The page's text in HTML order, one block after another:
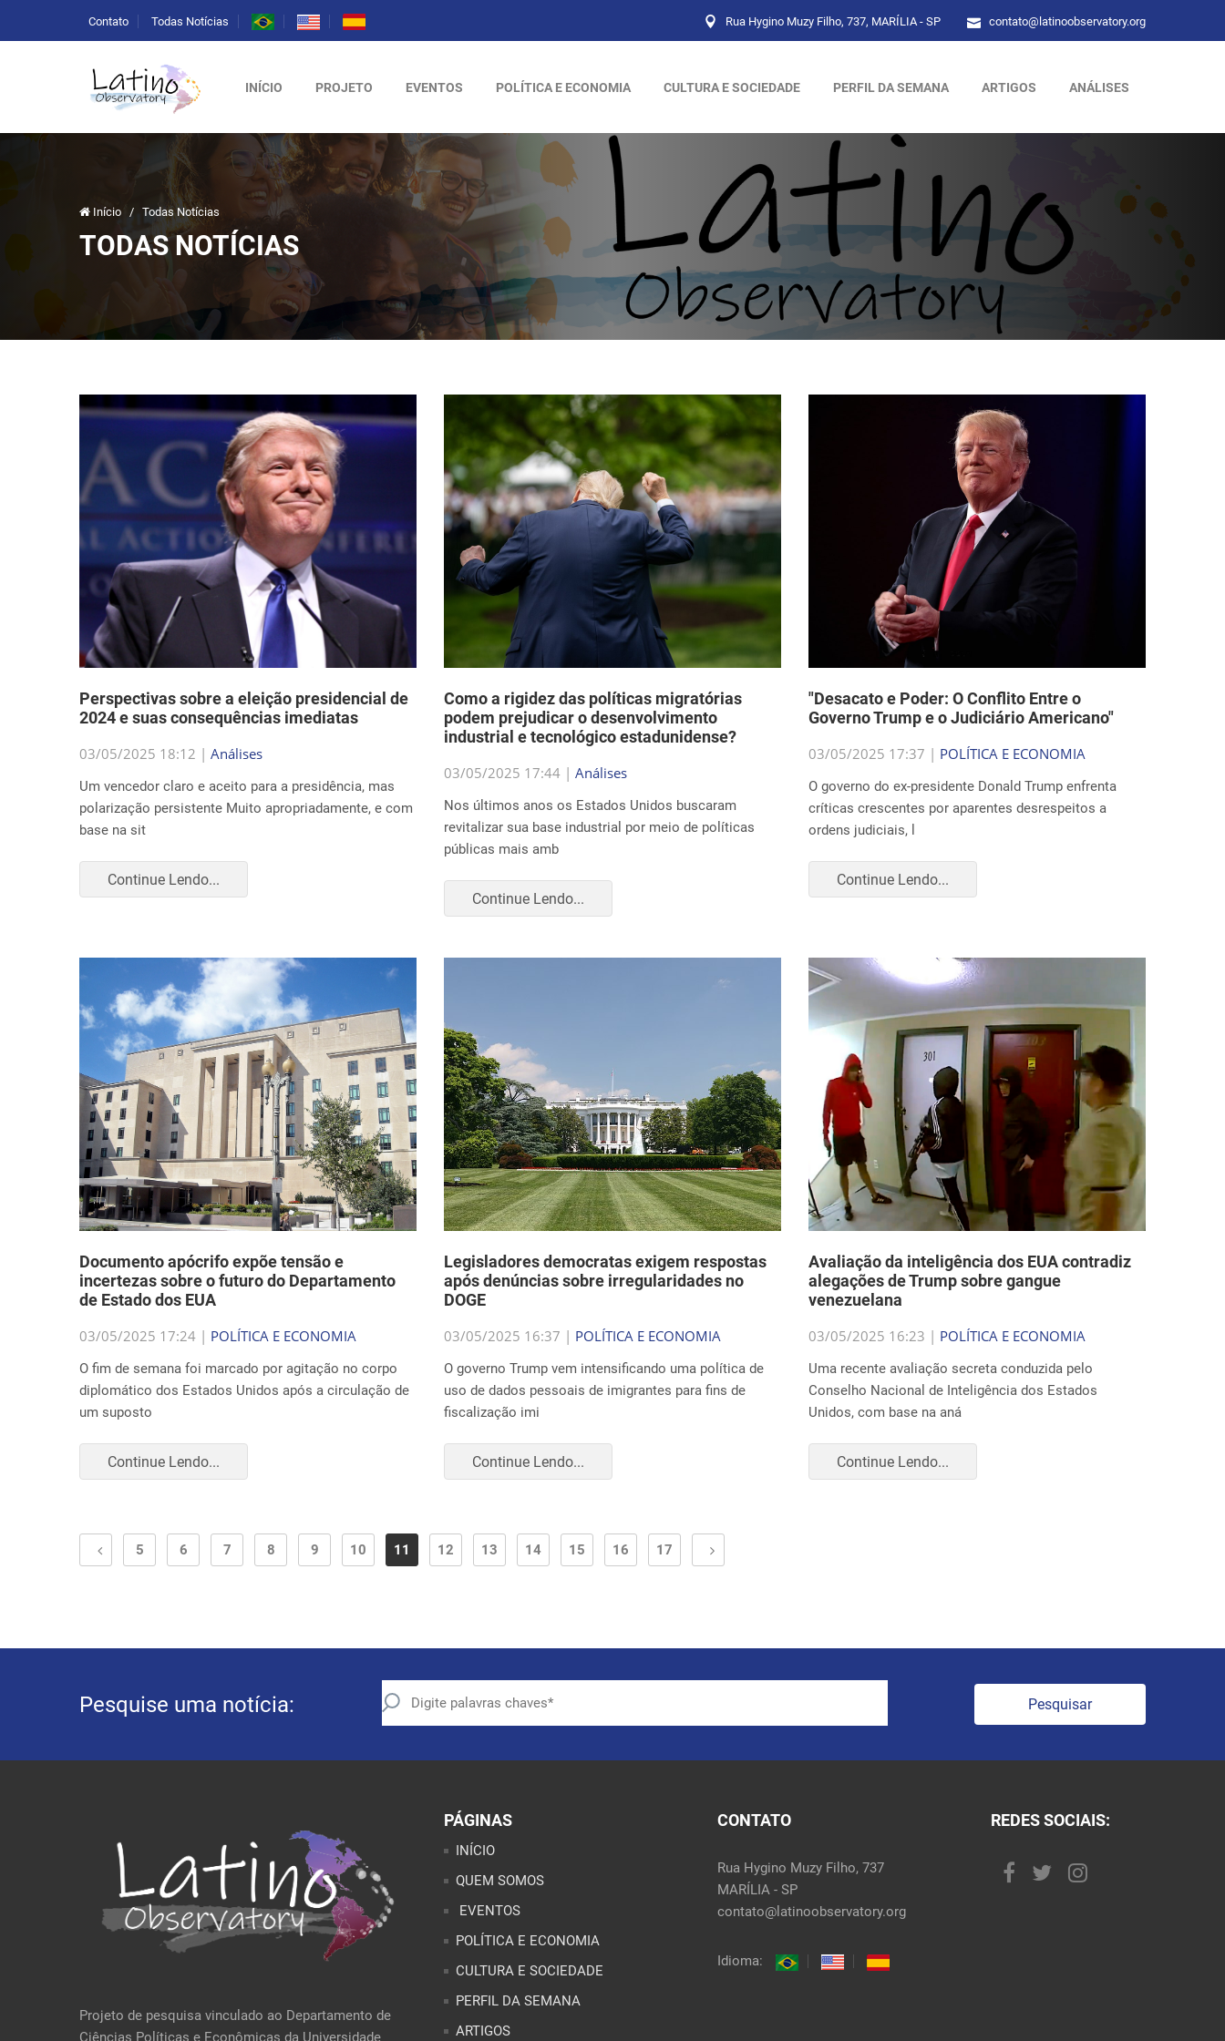
Contato Todas Notícias Rua Hygino Muzy Filho, 737, MARÍLIA - SP contato@latinoobservatory.org
INÍCIO PROJETO EVENTOS POLÍTICA E ECONOMIA CULTURA E SOCIEDADE PERFIL DA SEMANA ARTIGOS ANÁLISES
Início / Todas Notícias
TODAS NOTÍCIAS
Perspectivas sobre a eleição presidencial de
2024 e suas consequências imediatas
03/05/2025 18:12 | Análises
Um vencedor claro e aceito para a presidência, mas
polarização persistente Muito apropriadamente, e com
base na sit
Continue Lendo...
Como a rigidez das políticas migratórias
podem prejudicar o desenvolvimento
industrial e tecnológico estadunidense?
03/05/2025 17:44 | Análises
Nos últimos anos os Estados Unidos buscaram
revitalizar sua base industrial por meio de políticas
públicas mais amb
Continue Lendo...
"Desacato e Poder: O Conflito Entre o
Governo Trump e o Judiciário Americano"
03/05/2025 17:37 | POLÍTICA E ECONOMIA
O governo do ex-presidente Donald Trump enfrenta
críticas crescentes por aparentes desrespeitos a
ordens judiciais, l
Continue Lendo...
Documento apócrifo expõe tensão e
incertezas sobre o futuro do Departamento
de Estado dos EUA
03/05/2025 17:24 | POLÍTICA E ECONOMIA
O fim de semana foi marcado por agitação no corpo
diplomático dos Estados Unidos após a circulação de
um suposto
Continue Lendo...
Legisladores democratas exigem respostas
após denúncias sobre irregularidades no
DOGE
03/05/2025 16:37 | POLÍTICA E ECONOMIA
O governo Trump vem intensificando uma política de
uso de dados pessoais de imigrantes para fins de
fiscalização imi
Continue Lendo...
Avaliação da inteligência dos EUA contradiz
alegações de Trump sobre gangue
venezuelana
03/05/2025 16:23 | POLÍTICA E ECONOMIA
Uma recente avaliação secreta conduzida pelo
Conselho Nacional de Inteligência dos Estados
Unidos, com base na aná
Continue Lendo...
5 6 7 8 9 10 11 12 13 14 15 16 17
Pesquise uma notícia: Pesquisar
Projeto de pesquisa vinculado ao Departamento de
Ciências Políticas e Econômicas da Universidade
PÁGINAS
INÍCIO
QUEM SOMOS
EVENTOS
POLÍTICA E ECONOMIA
CULTURA E SOCIEDADE
PERFIL DA SEMANA
ARTIGOS
CONTATO
Rua Hygino Muzy Filho, 737
MARÍLIA - SP
contato@latinoobservatory.org
Idioma:
REDES SOCIAIS: